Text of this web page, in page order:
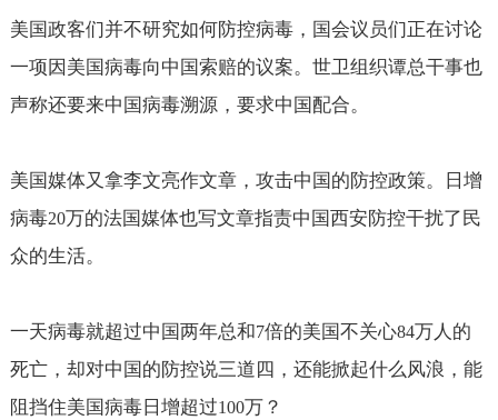
美国政客们并不研究如何防控病毒，国会议员们正在讨论
一项因美国病毒向中国索赔的议案。世卫组织谭总干事也
声称还要来中国病毒溯源，要求中国配合。
美国媒体又拿李文亮作文章，攻击中国的防控政策。日增
病毒20万的法国媒体也写文章指责中国西安防控干扰了民
众的生活。
一天病毒就超过中国两年总和7倍的美国不关心84万人的
死亡，却对中国的防控说三道四，还能掀起什么风浪，能
阻挡住美国病毒日增超过100万？